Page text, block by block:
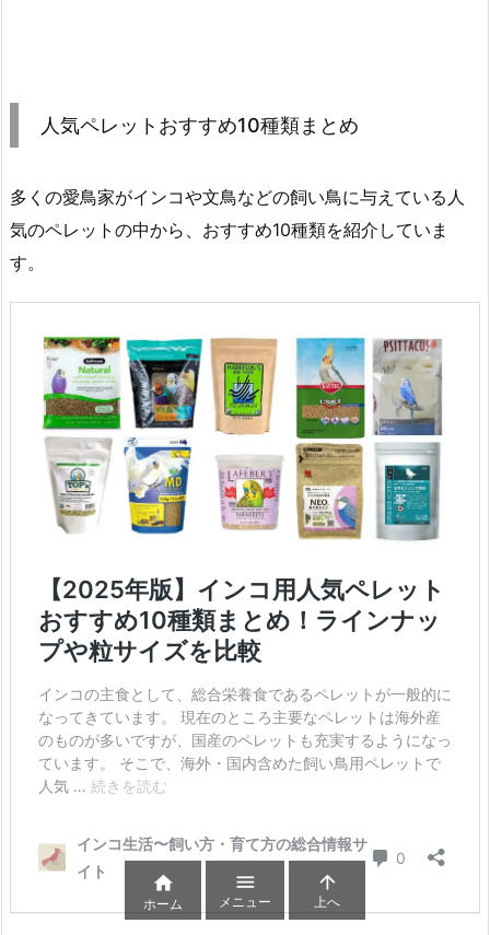
人気ペレットおすすめ10種類まとめ
多くの愛鳥家がインコや文鳥などの飼い鳥に与えている人
気のペレットの中から、おすすめ10種類を紹介していま
す。

ホーム

メニュー

上へ